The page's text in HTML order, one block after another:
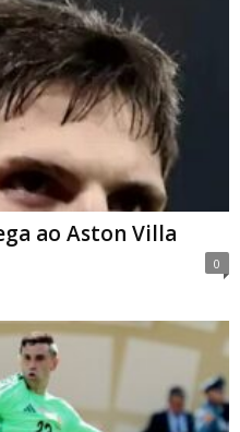
ao Aston Villa
0